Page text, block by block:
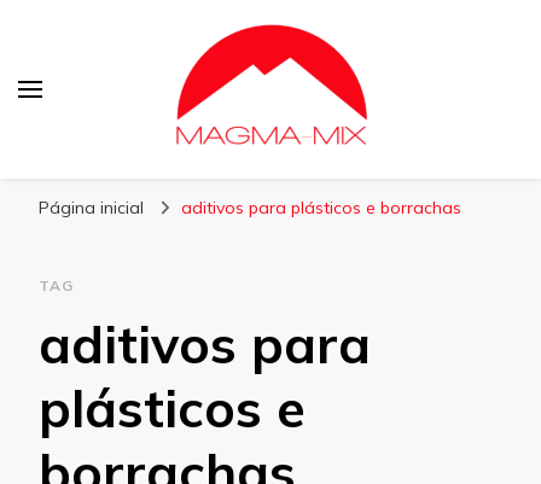
Página inicial aditivos para plásticos e borrachas
TAG
aditivos para
plásticos e